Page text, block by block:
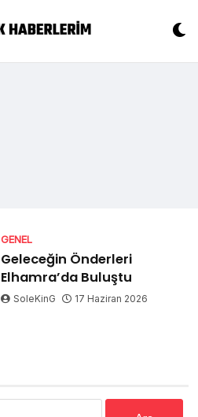
GENEL
Geleceğin Önderleri
Elhamra’da Buluştu
SoleKinG 17 Haziran 2026